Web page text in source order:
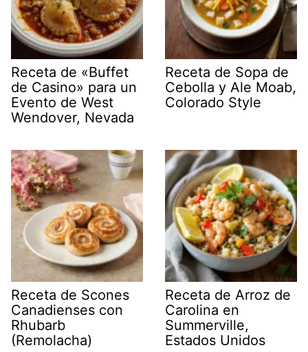
Receta de «Buffet
de Casino» para un
Evento de West
Wendover, Nevada
Receta de Sopa de
Cebolla y Ale Moab,
Colorado Style
Receta de Scones
Canadienses con
Rhubarb
(Remolacha)
Receta de Arroz de
Carolina en
Summerville,
Estados Unidos